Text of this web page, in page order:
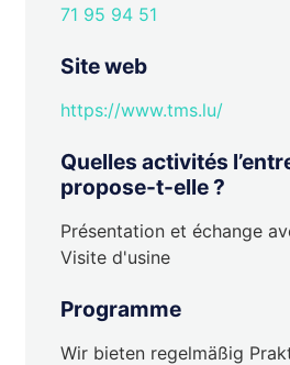
71 95 94 51
Site web
https://www.tms.lu/
Quelles activités
propose-t-elle ?
Présentation et échange
Visite d'usine
Programme
Wir bieten regelmäßig